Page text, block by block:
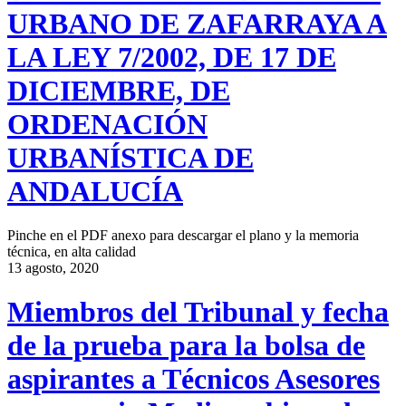
URBANO DE ZAFARRAYA A
LA LEY 7/2002, DE 17 DE
DICIEMBRE, DE
ORDENACIÓN
URBANÍSTICA DE
ANDALUCÍA
Pinche en el PDF anexo para descargar el plano y la memoria
técnica, en alta calidad
13 agosto, 2020
Miembros del Tribunal y fecha
de la prueba para la bolsa de
aspirantes a Técnicos Asesores